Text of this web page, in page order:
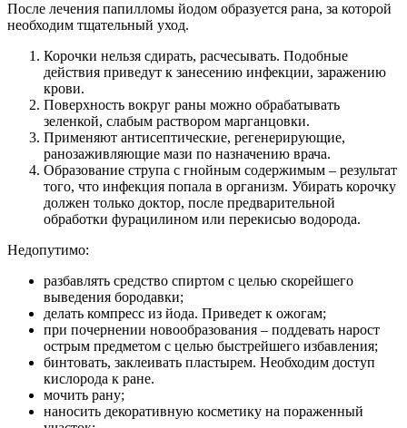
После лечения папилломы йодом образуется рана, за которой
необходим тщательный уход.
Корочки нельзя сдирать, расчесывать. Подобные
действия приведут к занесению инфекции, заражению
крови.
Поверхность вокруг раны можно обрабатывать
зеленкой, слабым раствором марганцовки.
Применяют антисептические, регенерирующие,
ранозаживляющие мази по назначению врача.
Образование струпа с гнойным содержимым – результат
того, что инфекция попала в организм. Убирать корочку
должен только доктор, после предварительной
обработки фурацилином или перекисью водорода.
Недопутимо:
разбавлять средство спиртом с целью скорейшего
выведения бородавки;
делать компресс из йода. Приведет к ожогам;
при почернении новообразования – поддевать нарост
острым предметом с целью быстрейшего избавления;
бинтовать, заклеивать пластырем. Необходим доступ
кислорода к ране.
мочить рану;
наносить декоративную косметику на пораженный